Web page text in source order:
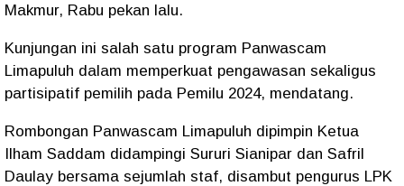
Makmur, Rabu pekan lalu.
Kunjungan ini salah satu program Panwascam
Limapuluh dalam memperkuat pengawasan sekaligus
partisipatif pemilih pada Pemilu 2024, mendatang.
Rombongan Panwascam Limapuluh dipimpin Ketua
Ilham Saddam didampingi Sururi Sianipar dan Safril
Daulay bersama sejumlah staf, disambut pengurus LPK